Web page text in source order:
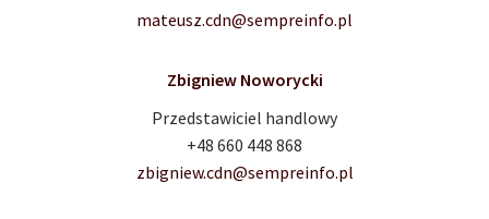
mateusz.cdn@sempreinfo.pl
Zbigniew Noworycki
Przedstawiciel handlowy
+48 660 448 868
zbigniew.cdn@sempreinfo.pl